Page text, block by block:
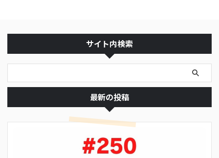
サイト内検索
最新の投稿